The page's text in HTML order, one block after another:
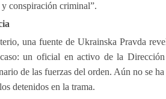
conspiración criminal”.
una fuente de Ukrainska Pravda
un oficial en activo de la
de las fuerzas del orden. Aún no se
detenidos en la trama.